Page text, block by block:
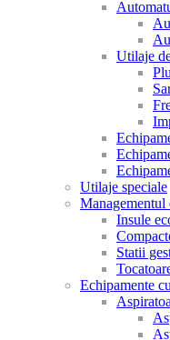
Utilaje
Utilaje speciale
Managementul
Insule
Statii
Echipamente